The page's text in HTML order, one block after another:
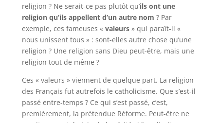
religion ? Ne serait-ce pas plutôt qu’ils ont une
religion qu’ils appellent d’un autre nom ? Par
exemple, ces fameuses « valeurs» qui paraît-il «
nous unissent tous » : sont-elles autre chose qu’une
religion ? Une religion sans Dieu peut-être, mais une
religion tout de même ?
Ces « valeurs » viennent de quelque part. La religion
des Français fut autrefois le catholicisme. Que s’est-il
passé entre-temps ? Ce qui s’est passé, c’est,
premièrement, la prétendue Réforme. Peut-être ne